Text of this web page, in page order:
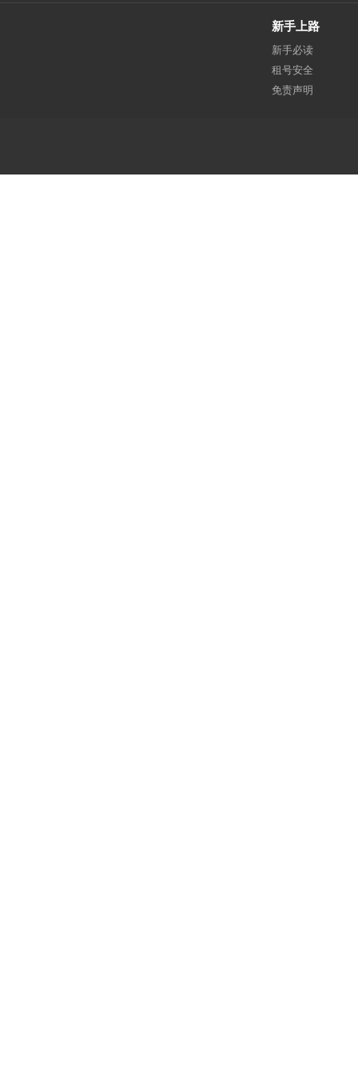
新手上路
新手必读
租号安全
免责声明